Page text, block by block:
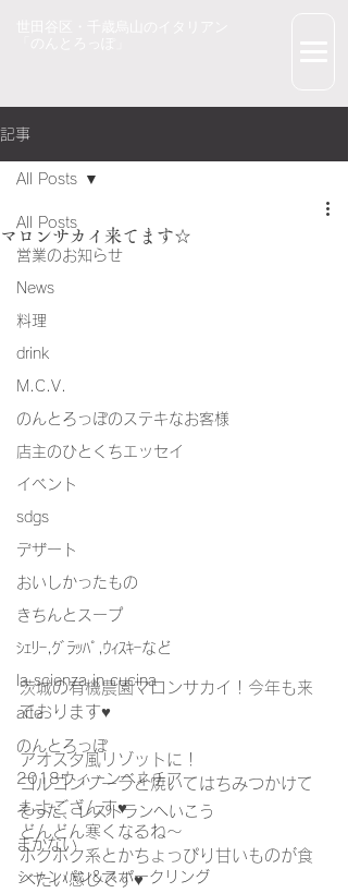
記事
All Posts
営業のお知らせ
News
料理
drink
M.C.V.
のんとろっぽのステキなお客様
店主のひとくちエッセイ
イベント
sdgs
デザート
おいしかったもの
きちんとスープ
ｼｪﾘｰ,ｸﾞﾗｯﾊﾟ,ｳｨｽｷｰなど
la scienza in cucina
arte
のんとろっぽ
2018ウィーンベネチア
そうだ、レストランへいこう
まかない
シャンパン&スパークリング
All Posts
マロンサカイ来てます☆
茨城の有機農園マロンサカイ！今年も来
ております♥
アオスタ風リゾットに！
ゴルゴンゾーラと焼いてはちみつかけて
もよござんす♥
どんどん寒くなるね～
ホクホク系とかちょっぴり甘いものが食
べたい感じです♥